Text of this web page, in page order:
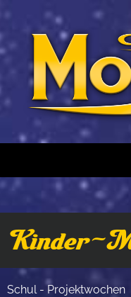
Kinder-
Schul - Projektwochen